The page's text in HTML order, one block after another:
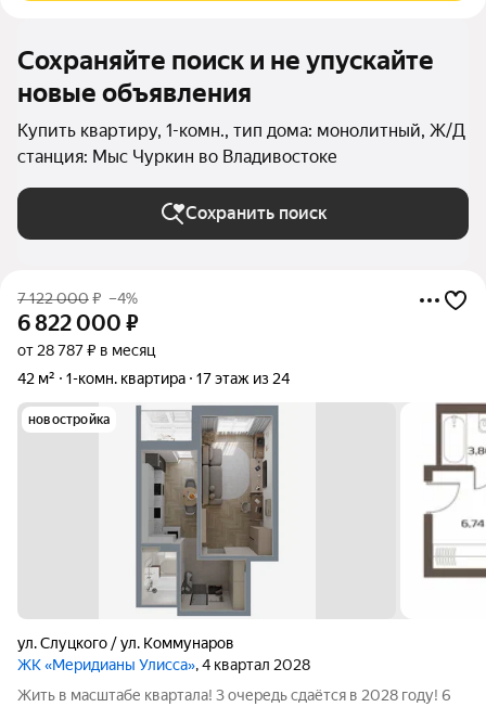
Сохраняйте поиск и не упускайте
новые объявления
Купить квартиру, 1-комн., тип дома: монолитный, Ж/Д
станция: Мыс Чуркин во Владивостоке
Сохранить поиск
7 122 000₽ –4%
6 822 000 ₽
от 28 787 ₽ в месяц
42 м²
1-комн. квартира 17 этаж из 24
новостройка
ул. Слуцкого / ул. Коммунаров
ЖК «Меридианы Улисса», 4 квартал 2028
Жить в масштабе квартала! 3 очередь сдаётся в 2028 году! 6